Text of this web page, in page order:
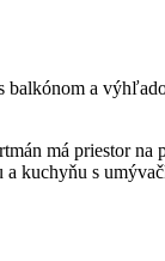
balkónom a
má priestor na
a kuchyňu s